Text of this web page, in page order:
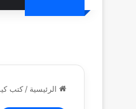
الرئيسية / كتب